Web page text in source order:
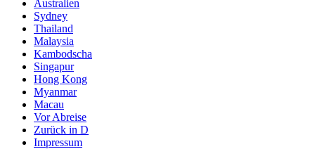
Australien
Sydney
Thailand
Malaysia
Kambodscha
Singapur
Hong Kong
Myanmar
Macau
Vor Abreise
Zurück in D
Impressum